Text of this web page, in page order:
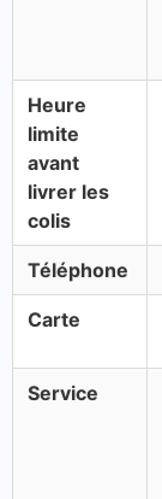
Heure
limite
avant
livrer les
colis
Téléphone
Carte
Service